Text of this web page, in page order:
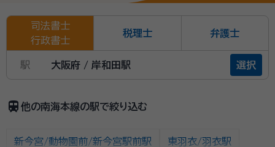
司法書士
行政書士
税理士 弁護士
駅 大阪府 / 岸和田駅 選択
train 他の南海本線の駅で絞り込む
新今宮/動物園前/新今宮駅前駅 東羽衣/羽衣駅